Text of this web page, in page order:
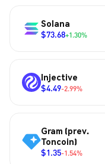
Solana
$73.68+1.30%
Injective
$4.49-2.99%
Gram (prev.
Toncoin)
$1.35-1.54%